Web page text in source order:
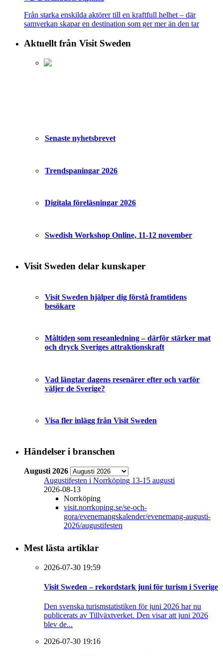
Från starka enskilda aktörer till en kraftfull helhet – där
samverkan skapar en destination som ger mer än den tar
Aktuellt från Visit Sweden
Senaste nyhetsbrevet
Trendspaningar 2026
Digitala föreläsningar 2026
Swedish Workshop Online, 11-12 november
Visit Sweden delar kunskaper
Visit Sweden hjälper dig förstå framtidens
besökare
Måltiden som reseanledning – därför stärker mat
och dryck Sveriges attraktionskraft
Vad längtar dagens resenärer efter och varför
väljer de Sverige?
Visa fler inlägg från Visit Sweden
Händelser i branschen
Augusti 2026
Augustifesten i Norrköping 13-15 augusti
2026-08-13
Norrköping
visit.norrkoping.se/se-och-
gora/evenemangskalender/evenemang-augusti-
2026/augustifesten
Mest lästa artiklar
2026-07-30 19:59
Visit Sweden – rekordstark juni för turism i Sverige
Den svenska turismstatistiken för juni 2026 har nu
publicerats av Tillväxtverket. Den visar att juni 2026
blev de...
2026-07-30 19:16